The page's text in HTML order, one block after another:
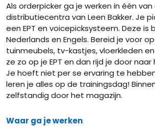
Als orderpicker ga je werken in één van
distributiecentra van Leen Bakker. Je
een EPT en voicepicksysteem. Deze is
Nederlands en Engels. Bereid je voor
tuinmeubels, tv-kastjes, vloerkleden
ze zo op je EPT en dan rijd je door
Je hoeft niet per se ervaring te hebben
leren je alles op de trainingsdag!
zelfstandig door het magazijn.
Waar ga je werken